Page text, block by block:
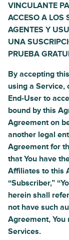
VINCULANTE
ACCESO A LOS
AGENTES Y
UNA
PRUEBA
By accepting
using a
End-User to
bound by this
Agreement on
another legal
Agreement for
that You have
Affiliates to this
“Subscriber,”
herein shall
not have such
Agreement,
Services.